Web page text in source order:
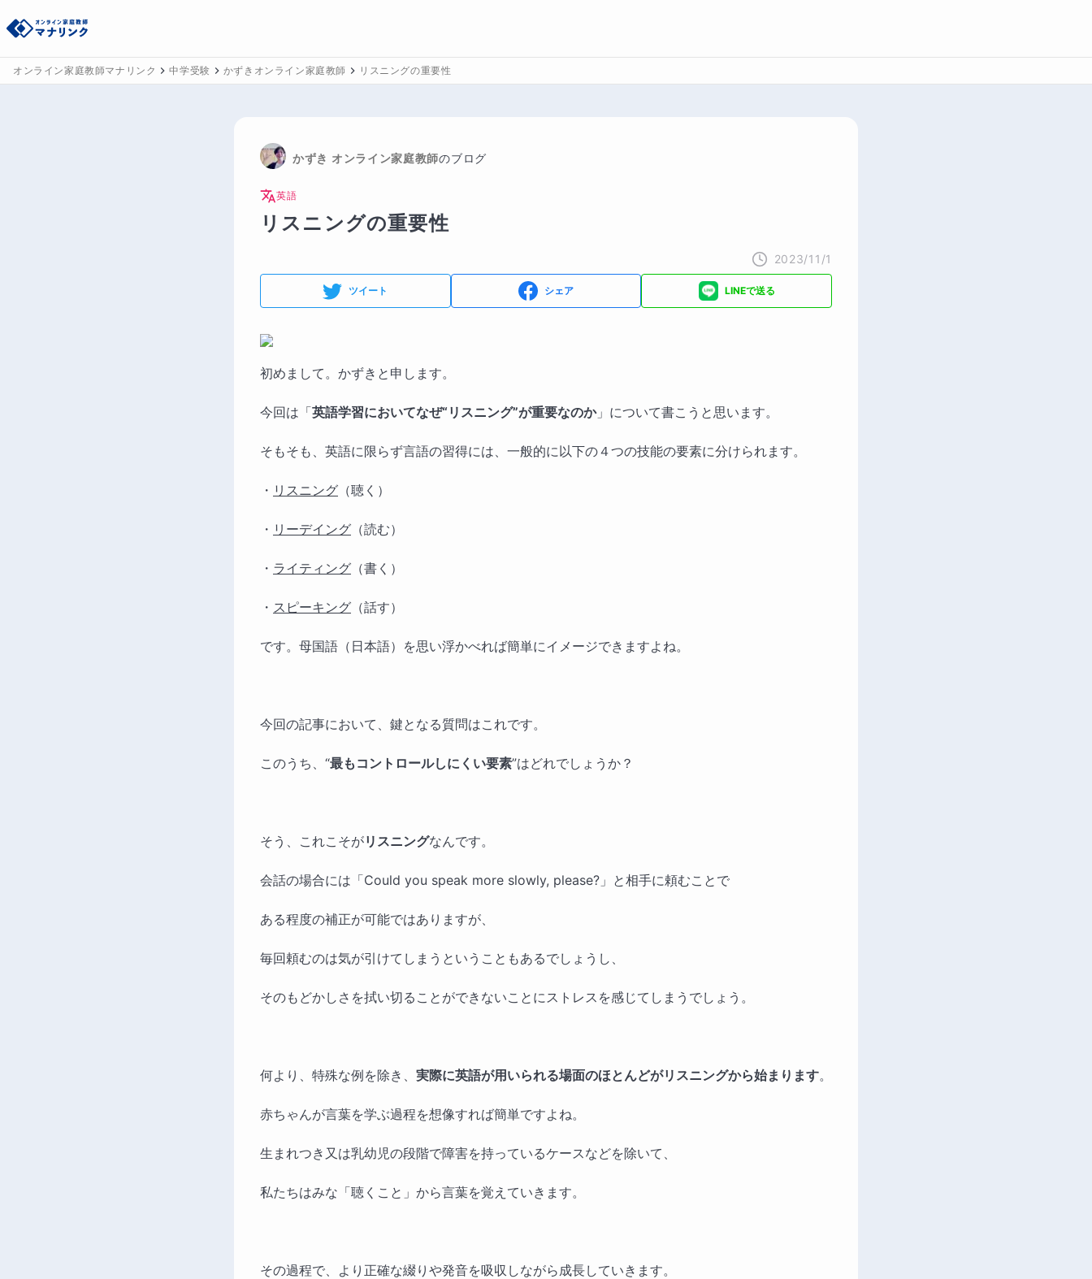
オンライン家庭教師マナリンク 中学受験 かずきオンライン家庭教師 リスニングの重要性
かずき オンライン家庭教師のブログ
英語
リスニングの重要性
2023/11/1
ツイート シェア LINEで送る
初めまして。かずきと申します。
今回は「英語学習においてなぜ“リスニング”が重要なのか」について書こうと思います。
そもそも、英語に限らず言語の習得には、一般的に以下の４つの技能の要素に分けられます。
・ リスニング （聴く）
・ リーデイング （読む）
・ ライティング （書く）
・ スピーキング （話す）
です。母国語（日本語）を思い浮かべれば簡単にイメージできますよね。
今回の記事において、鍵となる質問はこれです。
このうち、“最もコントロールしにくい要素”はどれでしょうか？
そう、これこそがリスニングなんです。
会話の場合には「Could you speak more slowly, please?」と相手に頼むことで
ある程度の補正が可能ではありますが、
毎回頼むのは気が引けてしまうということもあるでしょうし、
そのもどかしさを拭い切ることができないことにストレスを感じてしまうでしょう。
何より、特殊な例を除き、 実際に英語が用いられる場面のほとんどがリスニングから始まります。
赤ちゃんが言葉を学ぶ過程を想像すれば簡単ですよね。
生まれつき又は乳幼児の段階で障害を持っているケースなどを除いて、
私たちはみな「聴くこと」から言葉を覚えていきます。
その過程で、より正確な綴りや発音を吸収しながら成長していきます。